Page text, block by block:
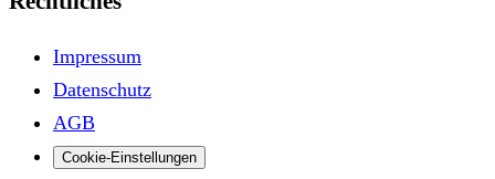
Impressum
Datenschutz
AGB
Cookie-Einstellungen